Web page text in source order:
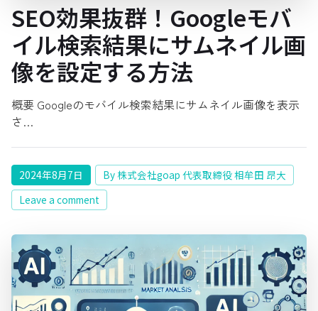
SEO効果抜群！Googleモバ
イル検索結果にサムネイル画
像を設定する方法
概要 Googleのモバイル検索結果にサムネイル画像を表示
さ…
2024年8月7日
By 株式会社goap 代表取締役 相牟田 昂大
Leave a comment